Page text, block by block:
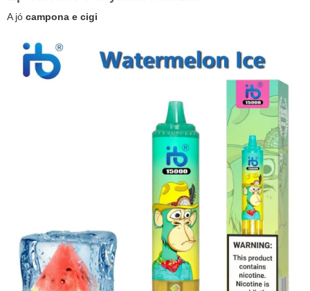
A jó campona e cigi